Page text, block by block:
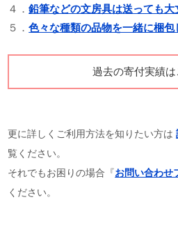
４．鉛筆などの文房具は送っても大
５．色々な種類の品物を一緒に梱包
過去の寄付実績は
更に詳しくご利用方法を知りたい方は
覧ください。
それでもお困りの場合『お問い合わせ
ください。